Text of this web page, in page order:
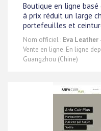
Boutique en ligne
à prix réduit un large
portefeuilles et
Nom officiel : Eva Leather
Vente en ligne. En ligne
Guangzhou (Chine)